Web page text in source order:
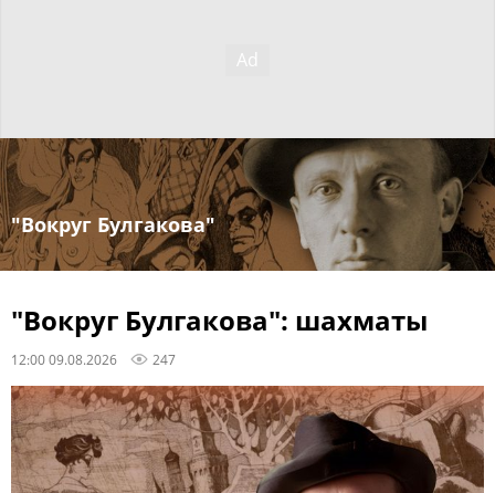
"Вокруг Булгакова"
"Вокруг Булгакова": шахматы
12:00 09.08.2026 247